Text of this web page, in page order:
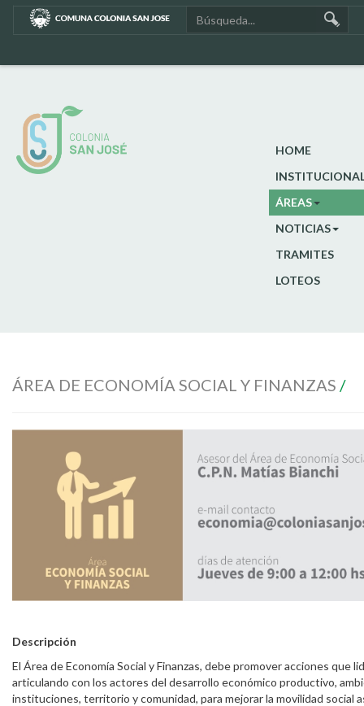
HOME
ÁREAS
NOTICIAS
TRAMITES
LOTEOS
ÁREA DE ECONOMÍA SOCIAL Y FINANZAS /
Descripción
El Área de Economía Social y Finanzas, debe promover acciones que
articulando con los actores del desarrollo económico productivo,
instituciones, territorio y comunidad, para mejorar la movilidad social